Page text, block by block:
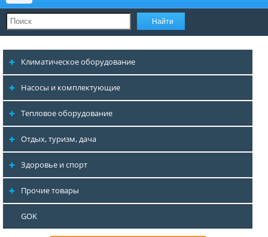
Климатическое оборудование
Насосы и комплектующие
Тепловое оборудование
Отдых, туризм, дача
Здоровье и спорт
Прочие товары
GOK